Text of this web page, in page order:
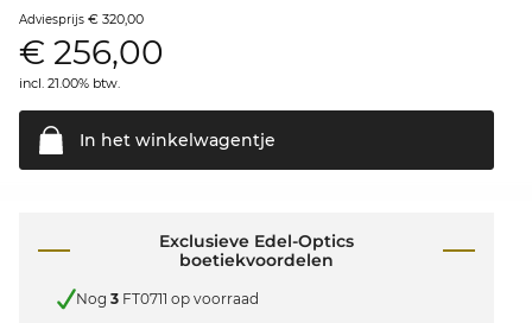
Adviesprijs € 320,00
€ 256,00
incl. 21.00% btw.
In het winkelwagentje
Exclusieve Edel-Optics
boetiekvoordelen
Nog 3 FT0711 op voorraad